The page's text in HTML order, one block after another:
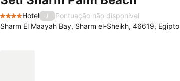
4 Estrelas
Hotel /
Pontuação não disponível
Sharm El Maayah Bay, Sharm el-Sheikh, 46619, Egipto